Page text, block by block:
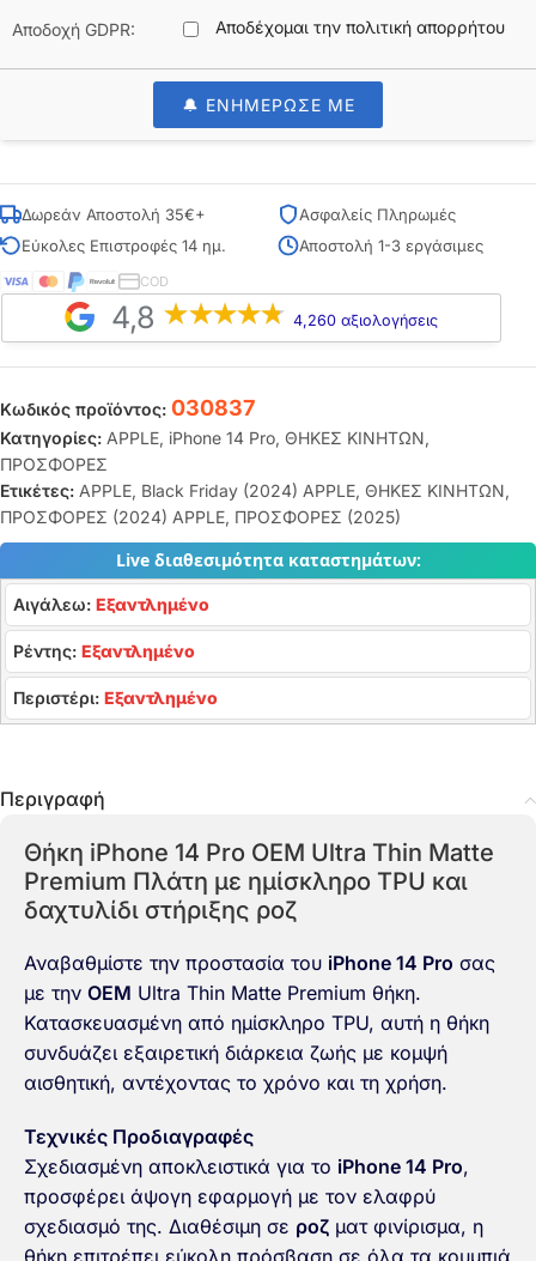
Αποδοχή GDPR: Αποδέχομαι την πολιτική απορρήτου
🔔 ΕΝΗΜΕΡΩΣΕ ΜΕ
Δωρεάν Αποστολή 35€+
Ασφαλείς Πληρωμές
Εύκολες Επιστροφές 14 ημ.
Αποστολή 1-3 εργάσιμες
COD
4,8 4,260 αξιολογήσεις
Κωδικός προϊόντος: 030837
Κατηγορίες: APPLE, iPhone 14 Pro, ΘΗΚΕΣ ΚΙΝΗΤΩΝ,
ΠΡΟΣΦΟΡΕΣ
Ετικέτες: APPLE, Black Friday (2024) APPLE, ΘΗΚΕΣ ΚΙΝΗΤΩΝ,
ΠΡΟΣΦΟΡΕΣ (2024) APPLE, ΠΡΟΣΦΟΡΕΣ (2025)
Live διαθεσιμότητα καταστημάτων:
Αιγάλεω: Εξαντλημένο
Ρέντης: Εξαντλημένο
Περιστέρι: Εξαντλημένο
Περιγραφή
Θήκη iPhone 14 Pro OEM Ultra Thin Matte
Premium Πλάτη με ημίσκληρο TPU και
δαχτυλίδι στήριξης ροζ
Αναβαθμίστε την προστασία του iPhone 14 Pro σας
με την OEM Ultra Thin Matte Premium θήκη.
Κατασκευασμένη από ημίσκληρο TPU, αυτή η θήκη
συνδυάζει εξαιρετική διάρκεια ζωής με κομψή
αισθητική, αντέχοντας το χρόνο και τη χρήση.
Τεχνικές Προδιαγραφές
Σχεδιασμένη αποκλειστικά για το iPhone 14 Pro,
προσφέρει άψογη εφαρμογή με τον ελαφρύ
σχεδιασμό της. Διαθέσιμη σε ροζ ματ φινίρισμα, η